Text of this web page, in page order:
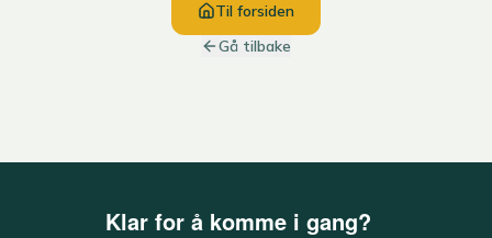
Til forsiden
Gå tilbake
Klar for å komme i gang?